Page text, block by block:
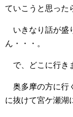
ていこうと思った
いきなり話が盛
ん・・・。
で、どこに行き
奥多摩の方に行
に抜けて宮ケ瀬湖